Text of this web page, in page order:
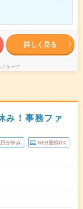
詳しく見る
ループ）
み！事務ファ
が休み WEB登録OK